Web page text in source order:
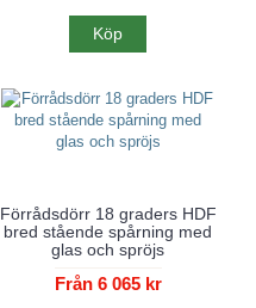
Köp
Förrådsdörr 18 graders HDF
bred stående spårning med
glas och spröjs
Från 6 065 kr